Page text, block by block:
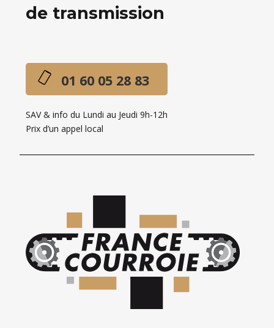
de transmission
01 60 05 28 83
SAV & info du Lundi au Jeudi 9h-12h
Prix d’un appel local